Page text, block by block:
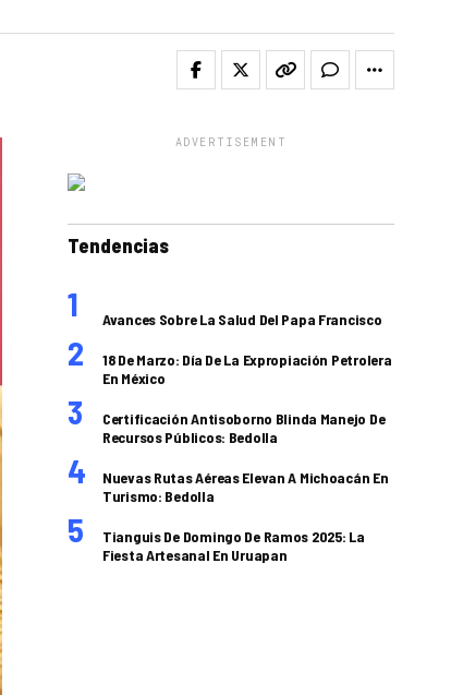
ADVERTISEMENT
Tendencias
Avances Sobre La Salud Del Papa Francisco
18 De Marzo: Día De La Expropiación Petrolera
En México
Certificación Antisoborno Blinda Manejo De
Recursos Públicos: Bedolla
Nuevas Rutas Aéreas Elevan A Michoacán En
Turismo: Bedolla
Tianguis De Domingo De Ramos 2025: La
Fiesta Artesanal En Uruapan